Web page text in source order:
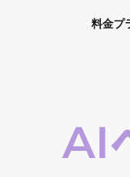
料金プ
AI